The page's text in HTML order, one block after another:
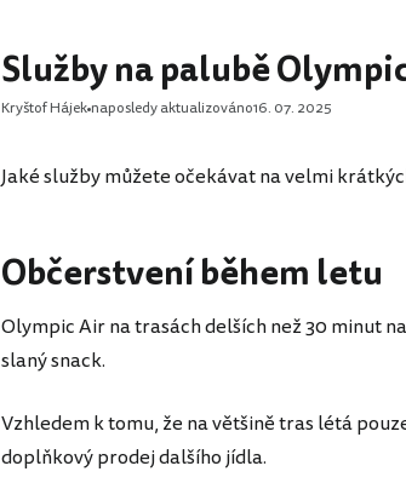
Služby na palubě
Kryštof Hájek naposledy aktualizováno16. 07. 2025
Jaké služby můžete očekávat na velmi
Občerstvení během letu
Olympic Air na trasách delších než 30 minut
slaný snack.
Vzhledem k tomu, že na většině tras létá
doplňkový prodej dalšího jídla.